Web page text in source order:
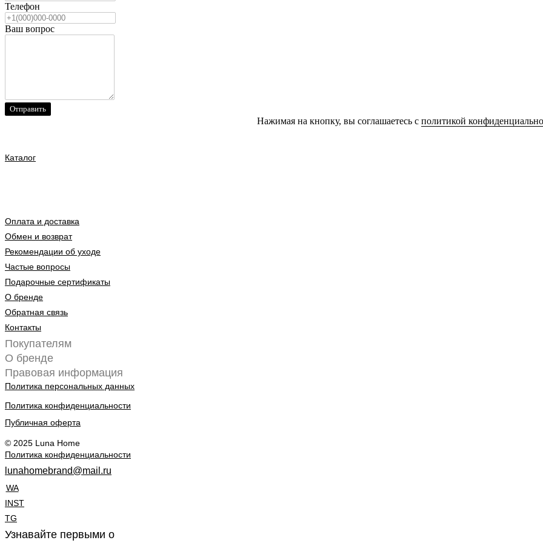
Каталог
Оплата и доставка
Обмен и возврат
Рекомендации об уходе
Частые вопросы
Подарочные сертификаты
О бренде
Обратная связь
Контакты
Покупателям
О бренде
Правовая информация
Политика персональных данных
Политика конфиденциальности
Публичная оферта
© 2025 Luna Home
Политика конфиденциальности
lunahomebrand@mail.ru
WA
INST
TG
Узнавайте первыми о
Телефон
Ваш вопрос
Отправить
Нажимая на кнопку, вы соглашаетесь с политикой